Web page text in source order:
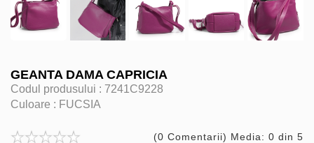
GEANTA DAMA CAPRICIA
Codul produsului : 7241C9228
Culoare : FUCSIA
(0 Comentarii) Media: 0 din 5